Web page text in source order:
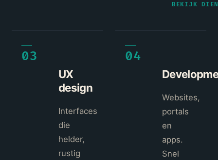
BEKIJK
03
UX
design
Interfaces
die
helder,
rustig
04
Websites,
portals
en
apps.
Snel